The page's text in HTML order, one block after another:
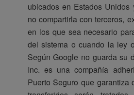
ubicados en Estados Unidos
no compartirla con terceros,
en los que sea necesario
del sistema o cuando la ley
Según Google no guarda su
Inc. es una compañía
Puerto Seguro que garantiza